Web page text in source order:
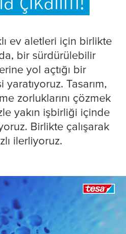
ev aletleri için birlikte
bir sürdürülebilir
yol açtığı bir
Tasarım,
zorluklarını çözmek
yakın işbirliği içinde
​Birlikte çalışarak
ilerliyoruz.